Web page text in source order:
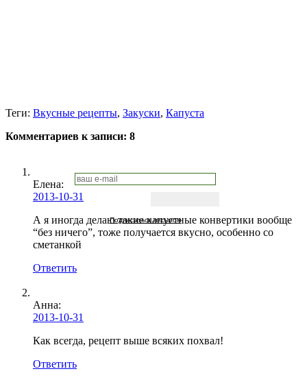
Подписаться письмом
Теги: Вкусные рецепты, Закуски, Капуста
Комментариев к записи: 8
Елена:
2013-10-31
А я иногда делаю такие капустные конвертики вообще
“без ничего”, тоже получается вкусно, особенно со
сметанкой
Ответить
Анна:
2013-10-31
Как всегда, рецепт выше всяких похвал!
Ответить